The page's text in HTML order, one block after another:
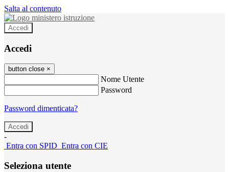
Salta al contenuto
Accedi
Accedi
button close ×
Nome Utente
Password
Password dimenticata?
-
Entra con SPID Entra con CIE
Seleziona utente